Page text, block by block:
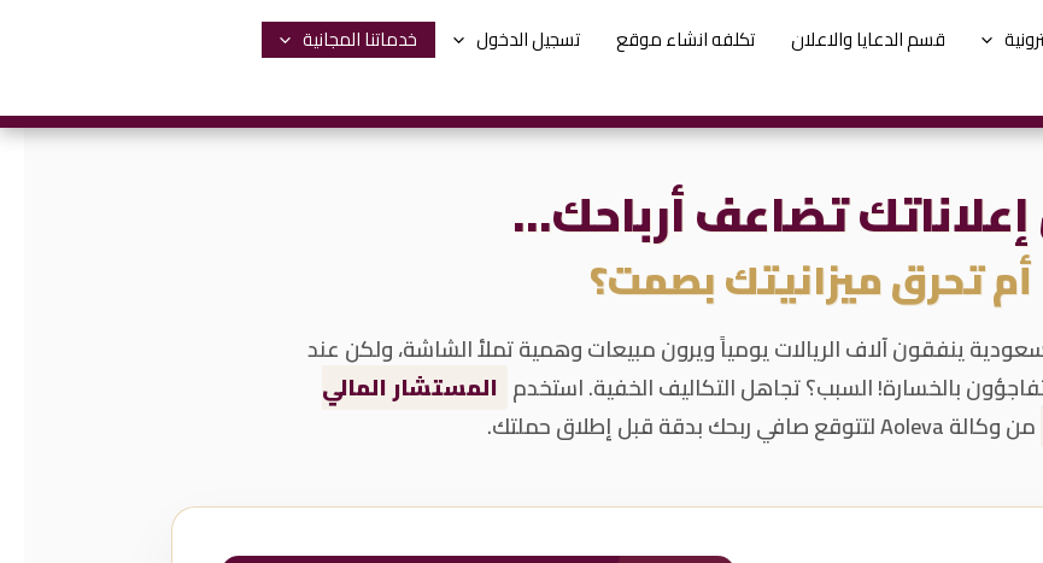
قسم الدعايا والاعلان تكلفه انشاء موقع تسجيل الدخول
خدماتنا المجانية
تضاعف أرباحك…
أم تحرق ميزانيتك بصمت؟
ينفقون آلاف الريالات يومياً ويرون مبيعات وهمية تملأ الشاشة، ولكن عند
بالخسارة! السبب؟ تجاهل التكاليف الخفية. استخدم المستشار المالي
من وكالة Aoleva لتتوقع صافي ربحك بدقة قبل إطلاق حملتك.